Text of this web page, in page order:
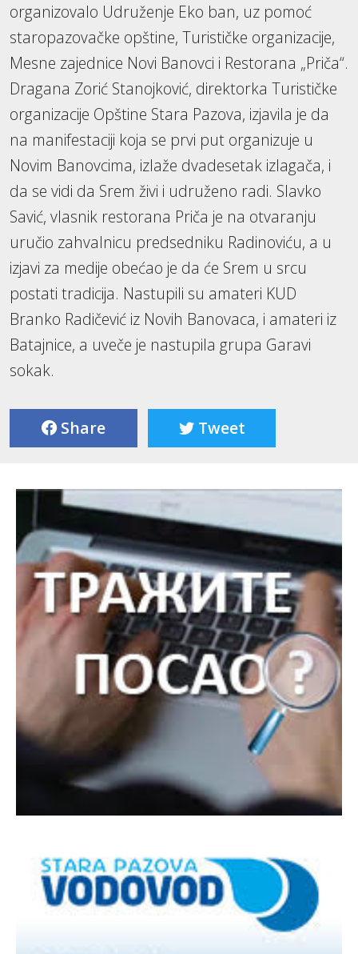
organizovalo Udruženje Eko ban, uz pomoć
staropazovačke opštine, Turističke organizacije,
Mesne zajednice Novi Banovci i Restorana „Priča“.
Dragana Zorić Stanojković, direktorka Turističke
organizacije Opštine Stara Pazova, izjavila je da
na manifestaciji koja se prvi put organizuje u
Novim Banovcima, izlaže dvadesetak izlagača, i
da se vidi da Srem živi i udruženo radi. Slavko
Savić, vlasnik restorana Priča je na otvaranju
uručio zahvalnicu predsedniku Radinoviću, a u
izjavi za medije obećao je da će Srem u srcu
postati tradicija. Nastupili su amateri KUD
Branko Radičević iz Novih Banovaca, i amateri iz
Batajnice, a uveče je nastupila grupa Garavi
sokak.
Share Tweet